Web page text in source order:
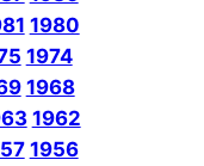
1980
1974
1968
1962
1956